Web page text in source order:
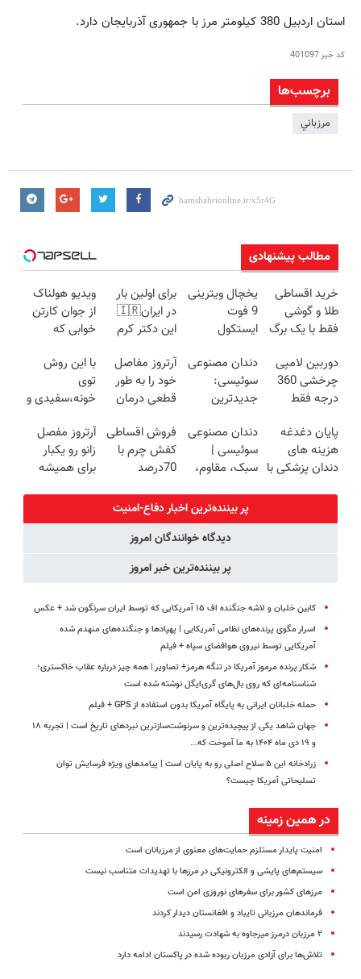
استان اردبیل 380 کیلومتر مرز با جمهوری آذربایجان دارد.
کد خبر401097
برچسب‌ها
مرزباني
مطالب پیشنهادی
خرید اقساطی
طلا و گوشی
فقط با یک برگ
یخچال ویترینی
9 فوت
ایستکول
برای اولین بار
در ایران🇮🇷
این دکتر کرم
روزه ساخت!
ویدیو هولناک
از جوان کارتن
خوابی که
آموزش رایگان
دوربین لامپی
چرخشی 360
درجه فقط
🔥 پرداخت
درب منزل
دندان مصنوعی
سوئیسی:
جدیدترین
سبک و مقاوم |
پرداخت قسطی
آرتروز مفاصل
خود را به طور
قطعی درمان
◗پرسش‌نامه◖
با این روش
توی
خونه،سفیدی و
برگردون
(40%off)
پایان دغدغه
هزینه های
دندان پزشکی با
دندان مصنوعی
سوئیسی |
سبک، مقاوم،
رایگان+پرداخت
اقساطی😍
فروش اقساطی
کفش چرم با
70درصد
آرتروز مفصل
زانو رو یکبار
برای همیشه
پر بیننده‌ترین اخبار دفاع-امنیت
دیدگاه خوانندگان امروز
پر بیننده‌ترین خبر امروز
کابین خلبان و لاشه جنگنده اف ۱۵ آمریکایی که توسط ایران سرنگون شد + عکس
اسرار مگوی پرنده‌های نظامی آمریکایی | پهپادها و جنگنده‌های منهدم شده
آمریکایی توسط نیروی هوافضای سپاه + فیلم
شکار پرنده مرموز آمریکا در تنگه هرمز+ تصاویر | همه چیز درباره عقاب خاکستری؛
شناسنامه‌ای که روی بال‌های گری‌ایگل نوشته شده است
حمله خلبانان ایرانی به پایگاه آمریکا بدون استفاده از GPS + فیلم
جهان شاهد یکی از پیچیده‌ترین و سرنوشت‌سازترین نبردهای تاریخ است | تجربه ۱۸
و ۱۹ دی ماه ۱۴۰۴ به ما آموخت که...
زرادخانه این ۵ سلاح اصلی رو به پایان است | پیامدهای ویژه فرسایش توان
تسلیحاتی آمریکا چیست؟
در همین زمینه
امنیت پایدار مستلزم حمایت‌های معنوی از مرزبانان است
سیستم‌های پایشی و الکترونیکی در مرزها با تهدیدات متناسب نیست
مرزهای کشور برای سفرهای نوروزی امن است
فرماندهان مرزبانی تایباد و افغانستان دیدار کردند
۲ مرزبان درمرز میرجاوه به شهادت رسیدند
تلاش‌ها برای آزادی مرزبان ربوده شده در پاکستان ادامه دارد